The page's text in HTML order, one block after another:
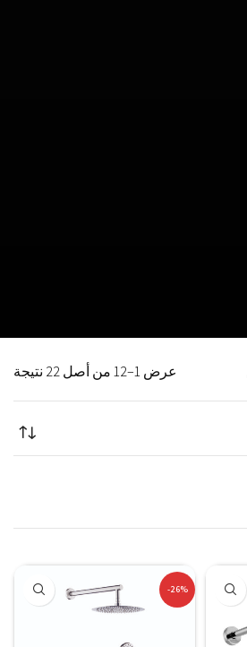
عرض 1–12 من أصل 22 نتيجة
-26%